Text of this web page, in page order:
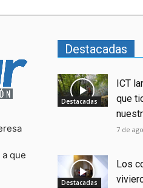
que
Destacadas
Destacadas
ICT
que
7 de
Destacadas
Los